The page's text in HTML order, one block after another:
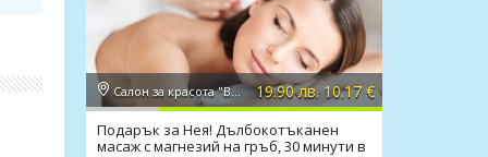
Салон за красота "Вили" 19.90 лв. 10.17 €
Подарък за Нея! Дълбокотъканен
масаж с магнезий на гръб, 30 минути в